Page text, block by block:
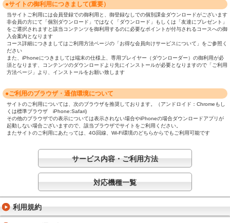
●サイトの御利用につきまして(重要）
当サイトご利用には会員登録での御利用と、御登録なしでの個別課金ダウンロードがございます
非会員の方にて「個別ダウンロード」ではなく「ダウンロード」もしくは「友達にプレゼント」
をご選択されますと該当コンテンツを御利用するのに必要なポイントが付与されるコースへの御
入会案内となります
コース詳細につきましてはご利用方法ページの「お得な会員向けサービスについて」をご参照く
ださい
また、iPhoneにつきましては端末の仕様上、専用プレイヤー（ダウンローダー）の御利用が必
須となります、コンテンツのダウンロードより先にインストールが必要となりますので「ご利用
方法ページ」より、インストールをお願い致します
●ご利用のブラウザ・通信環境について
サイトのご利用については、次のブラウザを推奨しております。（アンドロイド：Chromeもし
くは標準ブラウザ iPhone:Safari)
その他のブラウザでの表示については表示されない場合やiPhoneの場合ダウンロードアプリが
起動しない場合ございますので、該当ブラウザでサイトをご利用ください。
またサイトのご利用にあたっては、4G回線、Wi-Fi環境のどちらからでもご利用可能です
サービス内容・ご利用方法
対応機種一覧
利用規約